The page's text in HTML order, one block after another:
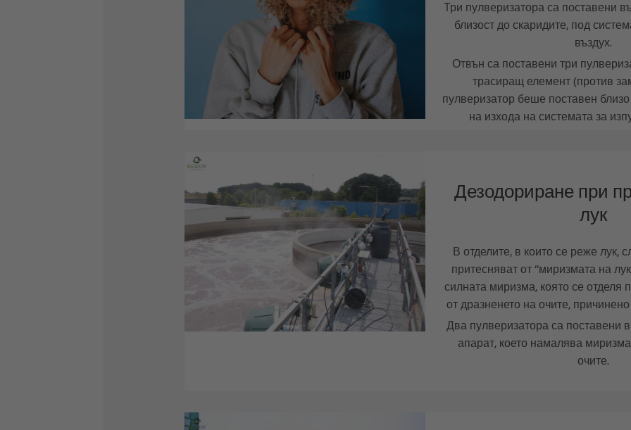
Три пулверизатора са поставени
близост до скаридите, под
въздух.
Отвън са поставени три
трасиращ елемент (против
пулверизатор беше поставен
на изхода на системата за
Дезодориране при
лук
В отделите, в които се реже лук,
притесняват от “миризмата на
силната миризма, която се отделя
от дразненето на очите,
Два пулверизатора са поставени
апарат, което намалява
очите.